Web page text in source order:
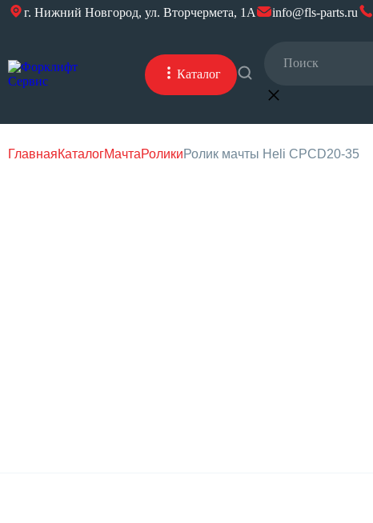
г. Нижний Новгород, ул. Вторчермета, 1А info@fls-parts.ru
Каталог
ГлавнаяКаталогМачтаРоликиРолик мачты Heli CPCD20-35